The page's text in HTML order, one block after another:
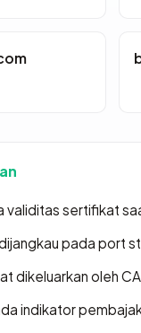
validitas sertifikat
pada port
dikeluarkan oleh
indikator